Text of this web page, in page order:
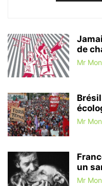
de
Mr
Mr
un
Mr